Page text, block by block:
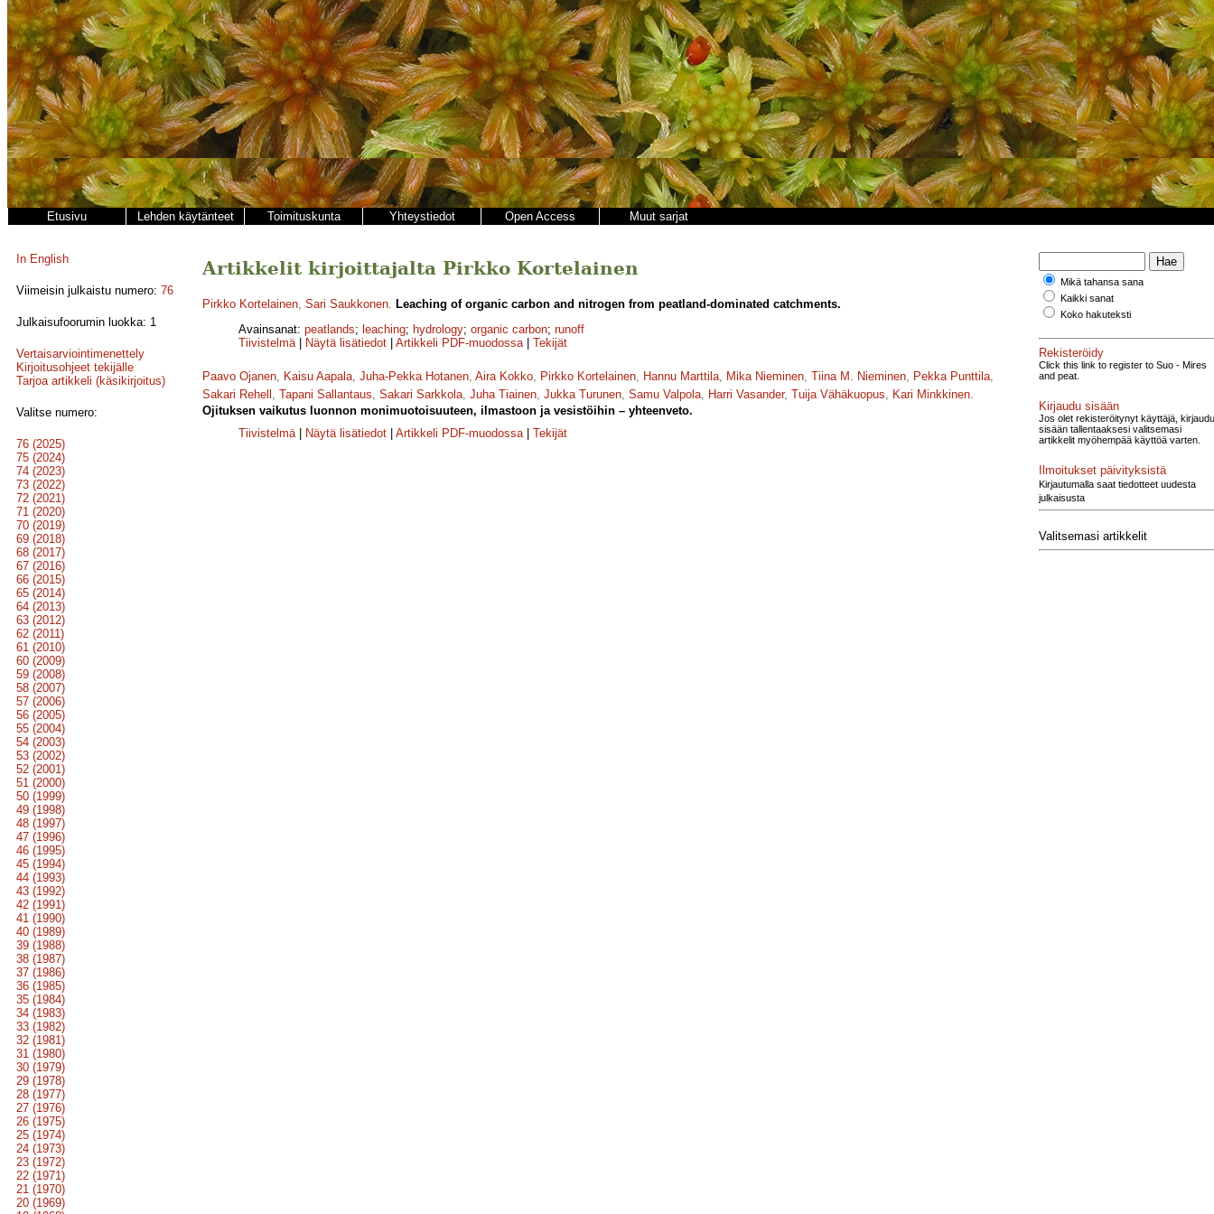
Etusivu Lehden käytänteet Toimituskunta Yhteystiedot Open Access Muut sarjat
In English
Viimeisin julkaistu numero: 76
Julkaisufoorumin luokka: 1
Vertaisarviointimenettely
Kirjoitusohjeet tekijälle
Tarjoa artikkeli (käsikirjoitus)
Valitse numero:
76 (2025)
75 (2024)
74 (2023)
73 (2022)
72 (2021)
71 (2020)
70 (2019)
69 (2018)
68 (2017)
67 (2016)
66 (2015)
65 (2014)
64 (2013)
63 (2012)
62 (2011)
61 (2010)
60 (2009)
59 (2008)
58 (2007)
57 (2006)
56 (2005)
55 (2004)
54 (2003)
53 (2002)
52 (2001)
51 (2000)
50 (1999)
49 (1998)
48 (1997)
47 (1996)
46 (1995)
45 (1994)
44 (1993)
43 (1992)
42 (1991)
41 (1990)
40 (1989)
39 (1988)
38 (1987)
37 (1986)
36 (1985)
35 (1984)
34 (1983)
33 (1982)
32 (1981)
31 (1980)
30 (1979)
29 (1978)
28 (1977)
27 (1976)
26 (1975)
25 (1974)
24 (1973)
23 (1972)
22 (1971)
21 (1970)
20 (1969)
Artikkelit kirjoittajalta Pirkko Kortelainen
Pirkko Kortelainen, Sari Saukkonen. Leaching of organic carbon and nitrogen from peatland-dominated catchments.
Avainsanat: peatlands; leaching; hydrology; organic carbon; runoff
Tiivistelmä| Näytä lisätiedot Artikkeli PDF-muodossa| Tekijät
Paavo Ojanen, Kaisu Aapala, Juha-Pekka Hotanen, Aira Kokko, Pirkko Kortelainen, Hannu Marttila, Mika Nieminen, Tiina M. Nieminen, Pekka Punttila,
Sakari Rehell , Tapani Sallantaus, Sakari Sarkkola, Juha Tiainen, Jukka Turunen, Samu Valpola, Harri Vasander, Tuija Vähäkuopus, Kari Minkkinen.
Ojituksen vaikutus luonnon monimuotoisuuteen, ilmastoon ja vesistöihin – yhteenveto.
Tiivistelmä| Näytä lisätiedot Artikkeli PDF-muodossa| Tekijät
Mikä tahansa sana
Kaikki sanat
Koko hakuteksti
Rekisteröidy
Click this link to register to Suo - Mires
and peat.
Kirjaudu sisään
Jos olet rekisteröitynyt käyttäjä, kirjaudu
sisään tallentaaksesi valitsemasi
artikkelit myöhempää käyttöä varten.
Ilmoitukset päivityksistä
Kirjautumalla saat tiedotteet uudesta
julkaisusta
Valitsemasi artikkelit